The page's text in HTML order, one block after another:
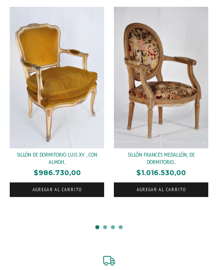
SILLÓN DE DORMITORIO LUIS XV , CON
ALMOH...
$986.730,00
AGREGAR AL CARRITO
SILLÓN FRANCÉS MEDALLÓN, DE
DORMITORIO....
$1.016.530,00
AGREGAR AL CARRITO